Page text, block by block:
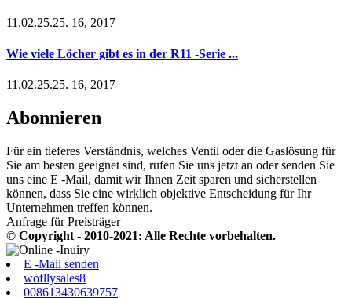
11.02.25.25. 16, 2017
Wie viele Löcher gibt es in der R11 -Serie ...
11.02.25.25. 16, 2017
Abonnieren
Für ein tieferes Verständnis, welches Ventil oder die Gaslösung für
Sie am besten geeignet sind, rufen Sie uns jetzt an oder senden Sie
uns eine E -Mail, damit wir Ihnen Zeit sparen und sicherstellen
können, dass Sie eine wirklich objektive Entscheidung für Ihr
Unternehmen treffen können.
Anfrage für Preisträger
© Copyright - 2010-2021: Alle Rechte vorbehalten.
E -Mail senden
wofllysales8
008613430639757